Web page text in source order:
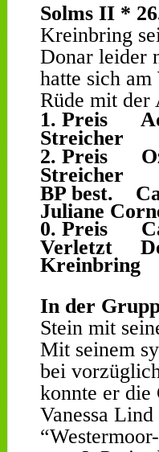
Solms II *
Kreinbring
Donar leider
hatte sich
Rüde mit der
1. Preis
Streicher
2.
Streicher
BP
Juliane
0.
Verletzt
Kreinbring
In der
Stein mit
Mit seinem
bei
konnte er die
Vanessa